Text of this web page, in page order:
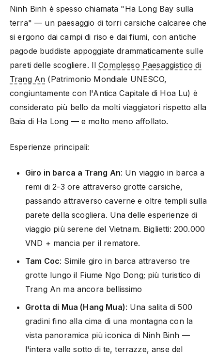
Ninh Binh è spesso chiamata "Ha Long Bay sulla
terra" — un paesaggio di torri carsiche calcaree che
si ergono dai campi di riso e dai fiumi, con antiche
pagode buddiste appoggiate drammaticamente sulle
pareti delle scogliere. IlComplesso Paesaggistico di
Trang An (Patrimonio Mondiale UNESCO,
congiuntamente con l'Antica Capitale di Hoa Lu) è
considerato più bello da molti viaggiatori rispetto alla
Baia di Ha Long — e molto meno affollato.
Esperienze principali:
Giro in barca a Trang An: Un viaggio in barca a
remi di 2-3 ore attraverso grotte carsiche,
passando attraverso caverne e oltre templi sulla
parete della scogliera. Una delle esperienze di
viaggio più serene del Vietnam. Biglietti: 200.000
VND + mancia per il rematore.
Tam Coc: Simile giro in barca attraverso tre
grotte lungo il Fiume Ngo Dong; più turistico di
Trang An ma ancora bellissimo
Grotta di Mua (Hang Mua): Una salita di 500
gradini fino alla cima di una montagna con la
vista panoramica più iconica di Ninh Binh —
l'intera valle sotto di te, terrazze, anse del